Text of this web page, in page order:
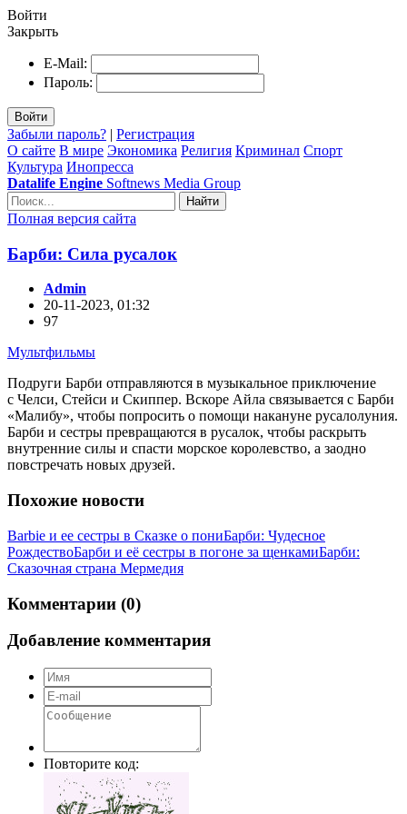
Войти
Закрыть
E-Mail:
Пароль:
Войти
Забыли пароль? | Регистрация
О сайте В мире Экономика Религия Криминал Спорт
Культура Инопресса
Datalife Engine Softnews Media Group
Найти
Полная версия сайта
Барби: Сила русалок
Admin
20-11-2023, 01:32
97
Мультфильмы
Подруги Барби отправляются в музыкальное приключение
с Челси, Стейси и Скиппер. Вскоре Айла связывается с Барби
«Малибу», чтобы попросить о помощи накануне русалолуния.
Барби и сестры превращаются в русалок, чтобы раскрыть
внутренние силы и спасти морское королевство, а заодно
повстречать новых друзей.
Похожие новости
Barbie и ее сестры в Сказке о пониБарби: Чудесное
РождествоБарби и её сестры в погоне за щенкамиБарби:
Сказочная страна Мермедия
Комментарии (0)
Добавление комментария
Повторите код: